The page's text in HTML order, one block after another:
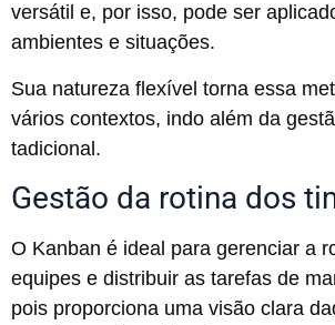
versátil e, por isso, pode ser
ambientes e situações.
Sua natureza flexível torna essa
vários contextos, indo além da
tadicional.
Gestão da rotina dos
O Kanban é ideal para gerenciar a
equipes e distribuir as tarefas de
pois proporciona uma visão clara